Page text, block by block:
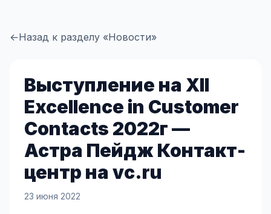
←Назад к разделу «Новости»
Выступление на XII
Excellence in Customer
Contacts 2022г —
Астра Пейдж Контакт-
центр на vc.ru
23 июня 2022